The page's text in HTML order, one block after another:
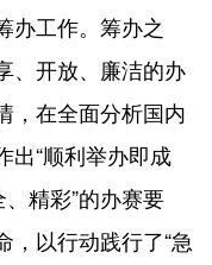
办工作。筹办之
、开放、廉洁的办
，在全面分析国内
出“顺利举办即成
精彩”的办赛要
，以行动践行了“急